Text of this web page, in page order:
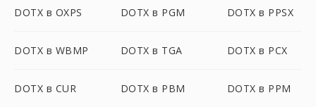
DOTX в OXPS DOTX в PGM DOTX в PPSX
DOTX в WBMP DOTX в TGA DOTX в PCX
DOTX в CUR DOTX в PBM DOTX в PPM